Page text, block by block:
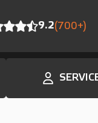
9.2(700+)